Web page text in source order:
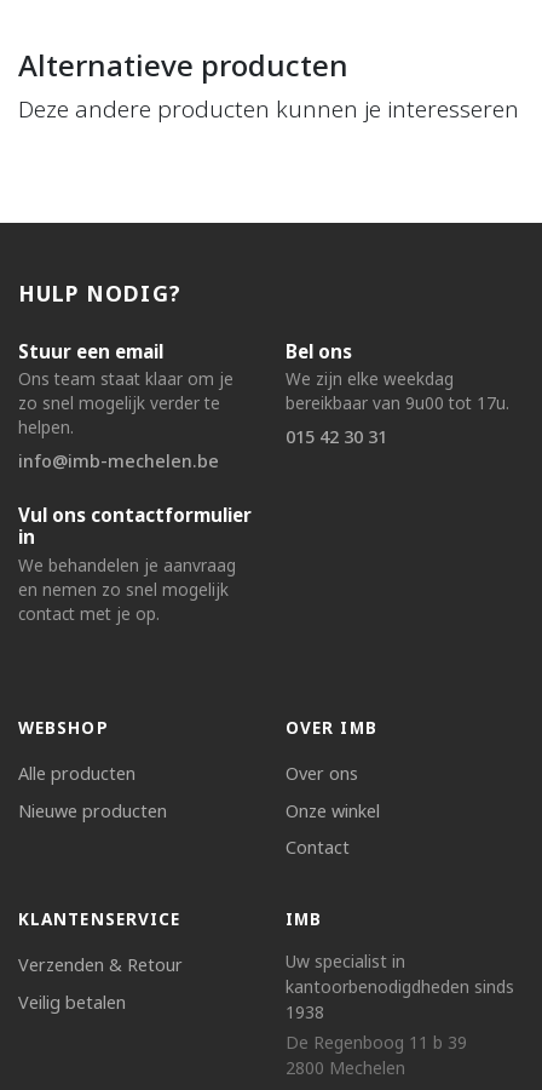
Alternatieve producten
Deze andere producten kunnen je interesseren
HULP NODIG?
Stuur een email
Ons team staat klaar om je
zo snel mogelijk verder te
helpen.
info@imb-mechelen.be
Bel ons
We zijn elke weekdag
bereikbaar van 9u00 tot 17u.
015 42 30 31
Vul ons contactformulier
in
We behandelen je aanvraag
en nemen zo snel mogelijk
contact met je op.
WEBSHOP
Alle producten
Nieuwe producten
OVER IMB
Over ons
Onze winkel
Contact
KLANTENSERVICE
Verzenden & Retour
Veilig betalen
IMB
Uw specialist in
kantoorbenodigdheden sinds
1938
De Regenboog 11 b 39
2800 Mechelen